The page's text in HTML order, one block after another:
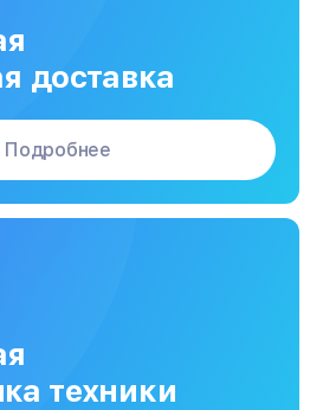
доставка
Подробнее
техники